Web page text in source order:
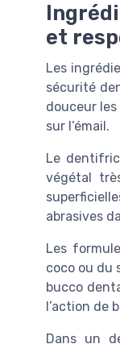
et
Les
sécurité
douceur
sur l’émail.
Le
végétal
abrasives
Les
coco ou du
bucco
l’action de
Dans un